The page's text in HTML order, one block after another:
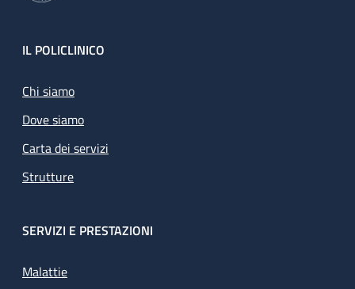
Footer
IL POLICLINICO
Chi siamo
Dove siamo
Carta dei servizi
Strutture
SERVIZI E PRESTAZIONI
Malattie